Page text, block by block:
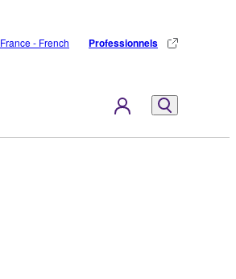
France - French Professionnels